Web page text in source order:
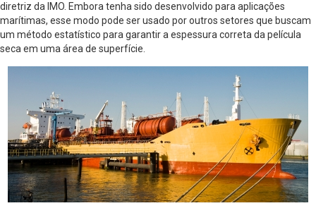
diretriz da IMO. Embora tenha sido desenvolvido para aplicações
marítimas, esse modo pode ser usado por outros setores que buscam
um método estatístico para garantir a espessura correta da película
seca em uma área de superfície.